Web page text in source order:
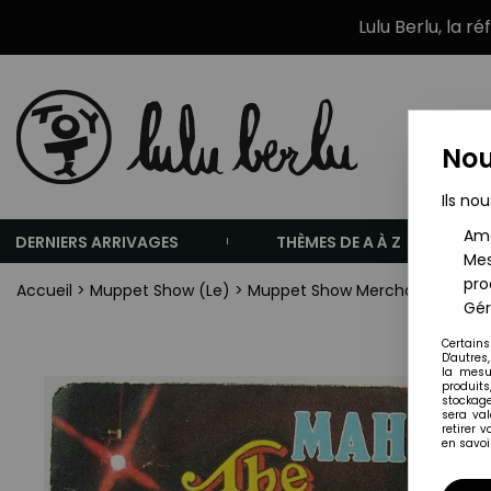
Lulu Berlu, la
DERNIERS ARRIVAGES THÈMES DE A À Z
Accueil > Muppet Show (Le) > Muppet Show Merchandising >
Ils
la
sera
retirer
en